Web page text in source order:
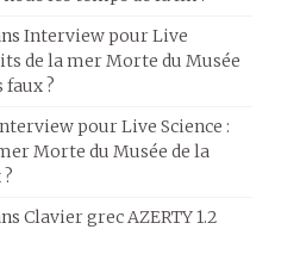
Interview pour Live
de la mer Morte du Musée
faux ?
pour Live Science :
Morte du Musée de la
Clavier grec AZERTY 1.2